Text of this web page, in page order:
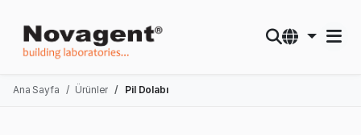
Ana Sayfa Ürünler Pil Dolabı